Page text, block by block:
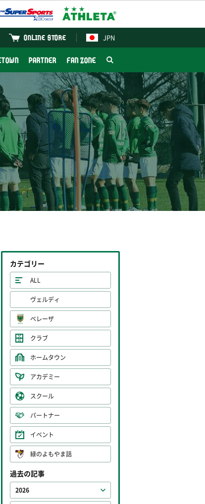
JPN
ONLINE STORE
PARTNER FAN ZONE
カテゴリー
ALL
ヴェルディ
ベレーザ
クラブ
ホームタウン
アカデミー
スクール
パートナー
イベント
緑のよもやま話
過去の記事
2026